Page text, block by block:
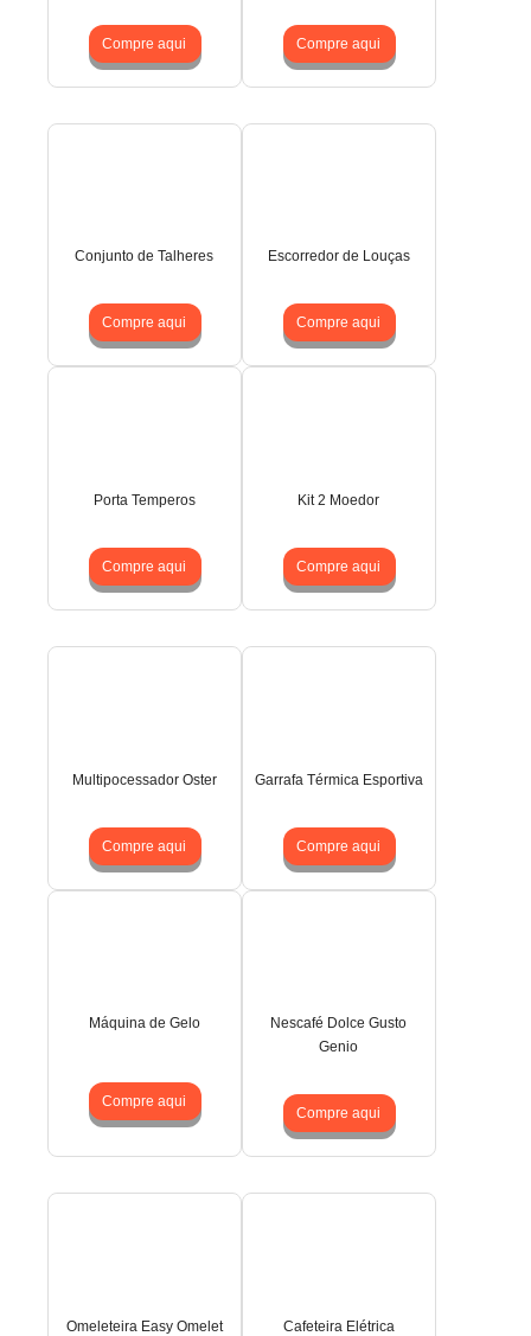
Compre aqui Compre aqui
Conjunto de Talheres
Compre aqui
Escorredor de Louças
Compre aqui
Porta Temperos
Compre aqui
Kit 2 Moedor
Compre aqui
Multipocessador Oster
Compre aqui
Garrafa Térmica Esportiva
Compre aqui
Máquina de Gelo
Compre aqui
Nescafé Dolce Gusto
Genio
Compre aqui
Omeleteira Easy Omelet
Cafeteira Elétrica